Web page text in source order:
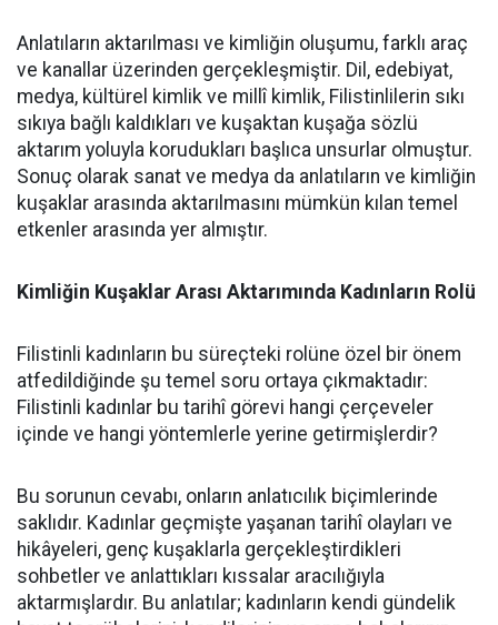
Anlatıların aktarılması ve kimliğin oluşumu, farklı araç
ve kanallar üzerinden gerçekleşmiştir. Dil, edebiyat,
medya, kültürel kimlik ve millî kimlik, Filistinlilerin sıkı
sıkıya bağlı kaldıkları ve kuşaktan kuşağa sözlü
aktarım yoluyla korudukları başlıca unsurlar olmuştur.
Sonuç olarak sanat ve medya da anlatıların ve kimliğin
kuşaklar arasında aktarılmasını mümkün kılan temel
etkenler arasında yer almıştır.
Kimliğin Kuşaklar Arası Aktarımında Kadınların Rolü
Filistinli kadınların bu süreçteki rolüne özel bir önem
atfedildiğinde şu temel soru ortaya çıkmaktadır:
Filistinli kadınlar bu tarihî görevi hangi çerçeveler
içinde ve hangi yöntemlerle yerine getirmişlerdir?
Bu sorunun cevabı, onların anlatıcılık biçimlerinde
saklıdır. Kadınlar geçmişte yaşanan tarihî olayları ve
hikâyeleri, genç kuşaklarla gerçekleştirdikleri
sohbetler ve anlattıkları kıssalar aracılığıyla
aktarmışlardır. Bu anlatılar; kadınların kendi gündelik